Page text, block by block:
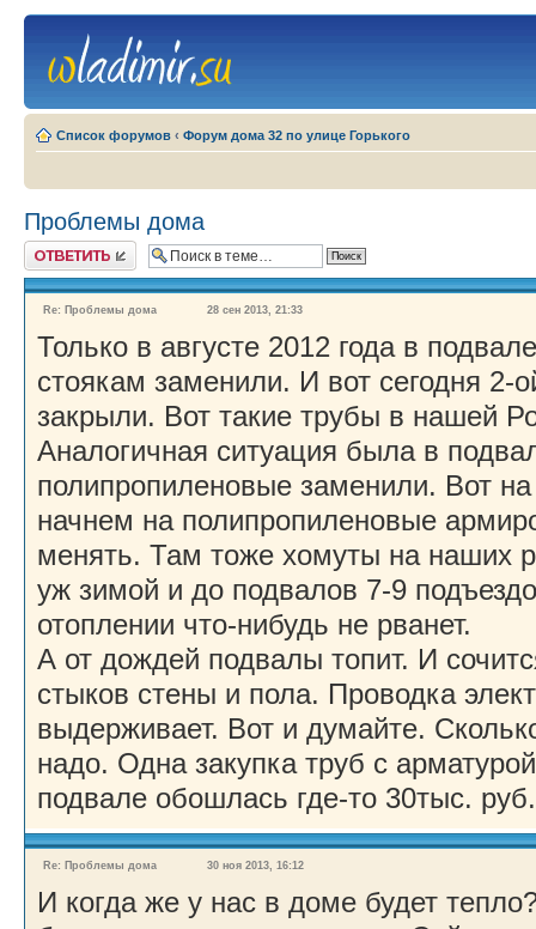
Список форумов ‹ Форум дома 32 по улице Горького
Проблемы дома
Ответить
Re: Проблемы дома 28 сен 2013, 21:33
Только в августе 2012 года в
стоякам заменили. И вот сегодня 2-
закрыли. Вот такие трубы в нашей
Аналогичная ситуация была в
полипропиленовые заменили. Вот
начнем на полипропиленовые
менять. Там тоже хомуты на наших
уж зимой и до подвалов 7-9
отоплении что-нибудь не рванет.
А от дождей подвалы топит. И
стыков стены и пола. Проводка
выдерживает. Вот и думайте.
надо. Одна закупка труб с
подвале обошлась где-то 30тыс. руб.
Re: Проблемы дома 30 ноя 2013, 16:12
И когда же у нас в доме будет